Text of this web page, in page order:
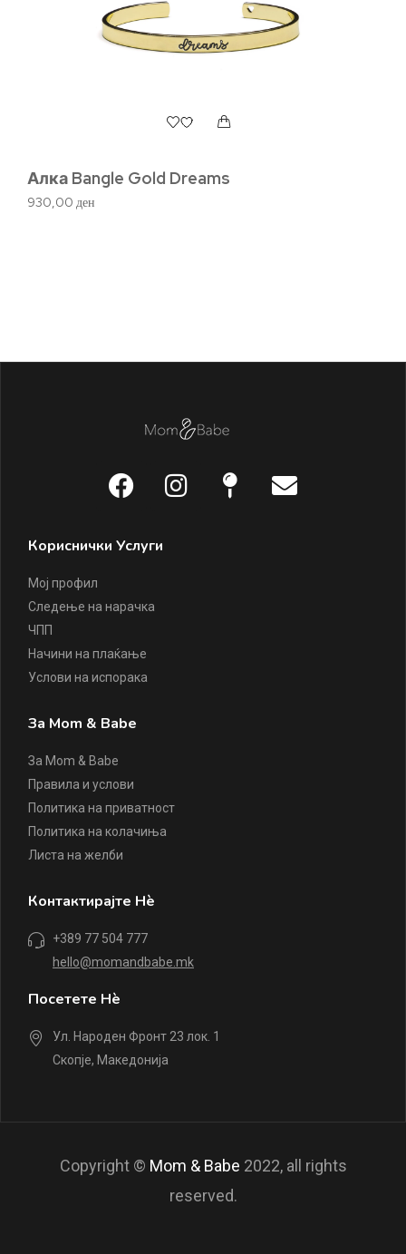
Алка Bangle Gold Dreams
930,00 ден
Кориснички Услуги
Мој профил
Следење на нарачка
ЧПП
Начини на плаќање
Услови на испорака
За Mom & Babe
За Mom & Babe
Правила и услови
Политика на приватност
Политика на колачиња
Листа на желби
Контактирајте Нè
+389 77 504 777
hello@momandbabe.mk
Посетете Нè
Ул. Народен Фронт 23 лок. 1
Скопје, Македонија
Copyright © Mom & Babe 2022, all rights
reserved.